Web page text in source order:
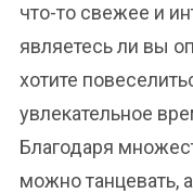
что-то свежее и
являетесь ли вы
хотите
увлекательное
Благодаря
можно танцевать,